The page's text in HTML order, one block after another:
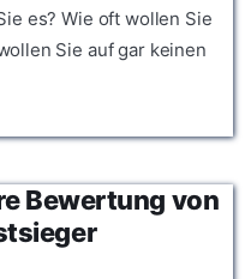
es? Wie oft wollen Sie
Sie auf gar keinen
Bewertung von